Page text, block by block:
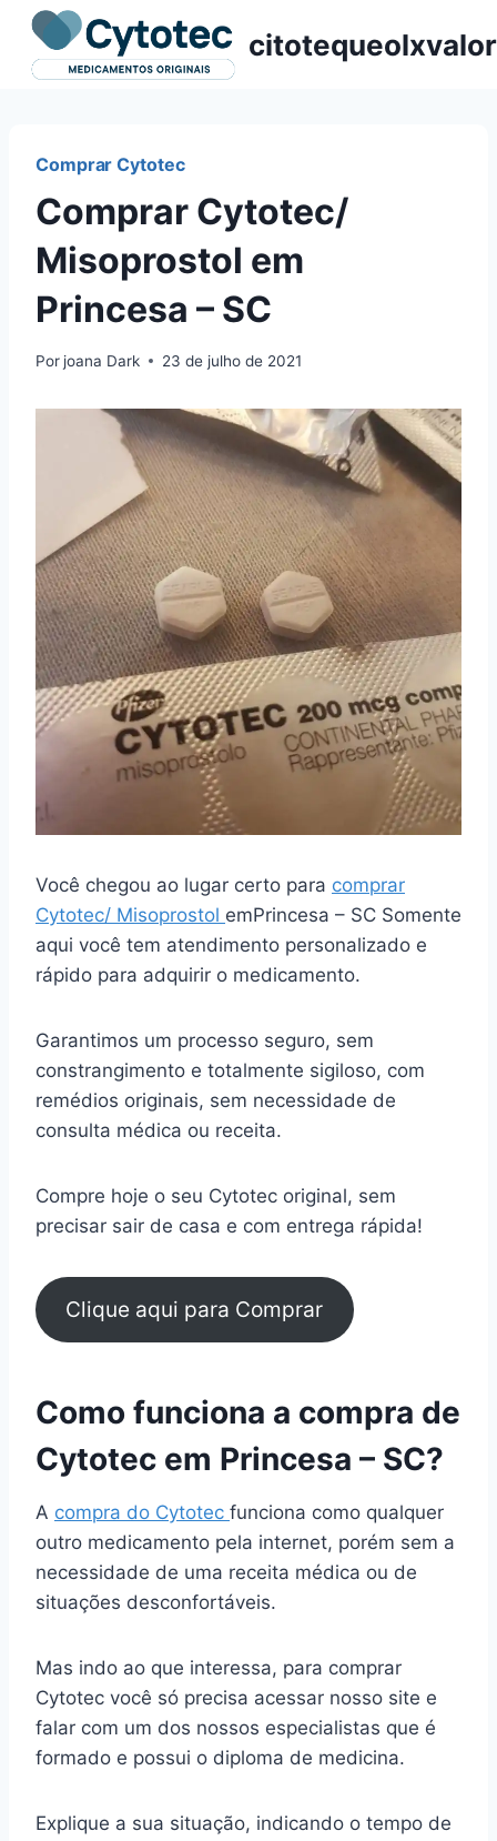
Pular
para
citotequeolxvalor
Comprar Cytotec
Comprar Cytotec/
Misoprostol em
Princesa – SC
Por joana Dark 23 de julho de 2021
Você chegou ao lugar certo para comprar
Cytotec/ Misoprostol emPrincesa – SC Somente
aqui você tem atendimento personalizado e
rápido para adquirir o medicamento.
Garantimos um processo seguro, sem
constrangimento e totalmente sigiloso, com
remédios originais, sem necessidade de
consulta médica ou receita.
Compre hoje o seu Cytotec original, sem
precisar sair de casa e com entrega rápida!
Clique aqui para Comprar
Como funciona a compra de
Cytotec em Princesa – SC?
A compra do Cytotec funciona como qualquer
outro medicamento pela internet, porém sem a
necessidade de uma receita médica ou de
situações desconfortáveis.
Mas indo ao que interessa, para comprar
Cytotec você só precisa acessar nosso site e
falar com um dos nossos especialistas que é
formado e possui o diploma de medicina.
Explique a sua situação, indicando o tempo de